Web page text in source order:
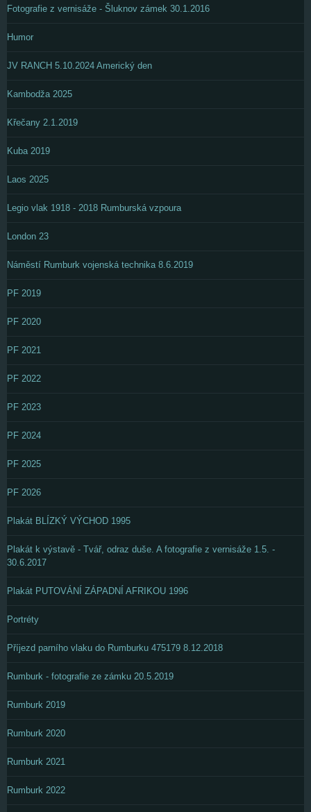
Fotografie z vernisáže - Šluknov zámek 30.1.2016
Humor
JV RANCH 5.10.2024 Americký den
Kambodža 2025
Křečany 2.1.2019
Kuba 2019
Laos 2025
Legio vlak 1918 - 2018 Rumburská vzpoura
London 23
Náměstí Rumburk vojenská technika 8.6.2019
PF 2019
PF 2020
PF 2021
PF 2022
PF 2023
PF 2024
PF 2025
PF 2026
Plakát BLÍZKÝ VÝCHOD 1995
Plakát k výstavě - Tvář, odraz duše. A fotografie z vernisáže 1.5. -
30.6.2017
Plakát PUTOVÁNÍ ZÁPADNÍ AFRIKOU 1996
Portréty
Příjezd parního vlaku do Rumburku 475179 8.12.2018
Rumburk - fotografie ze zámku 20.5.2019
Rumburk 2019
Rumburk 2020
Rumburk 2021
Rumburk 2022